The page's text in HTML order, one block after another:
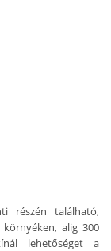
részén található,
alig 300
lehetőséget a